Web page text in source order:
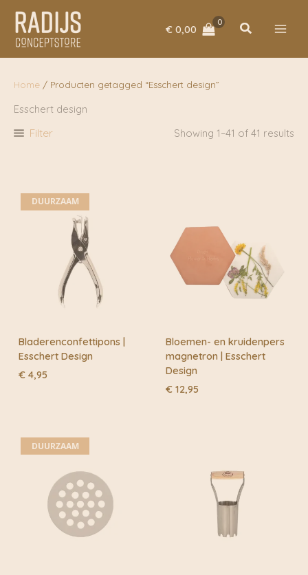
naar
inhoud
€ 0,00 Zoeken
Home / Producten getagged “Esschert design”
Esschert design
Filter Showing 1–41 of 41 results
DUURZAAM
Bladerenconfettipons |
Esschert Design
€ 4,95
Bloemen- en kruidenpers
magnetron | Esschert
Design
€ 12,95
DUURZAAM